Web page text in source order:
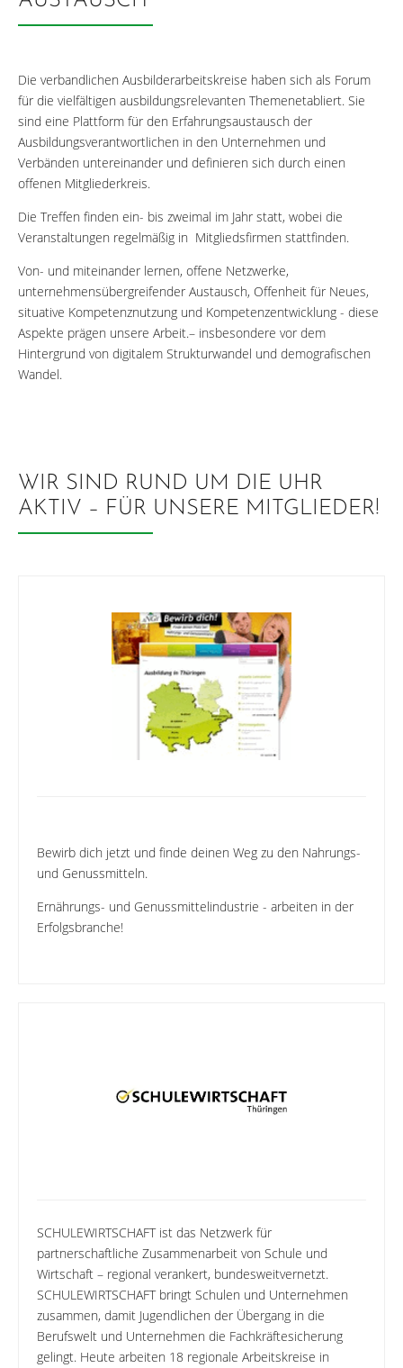
Die verbandlichen Ausbilderarbeitskreise haben sich als Forum
für die vielfältigen ausbildungsrelevanten Themenetabliert. Sie
sind eine Plattform für den Erfahrungsaustausch der
Ausbildungsverantwortlichen in den Unternehmen und
Verbänden untereinander und definieren sich durch einen
offenen Mitgliederkreis.
Die Treffen finden ein- bis zweimal im Jahr statt, wobei die
Veranstaltungen regelmäßig in Mitgliedsfirmen stattfinden.
Von- und miteinander lernen, offene Netzwerke,
unternehmensübergreifender Austausch, Offenheit für Neues,
situative Kompetenznutzung und Kompetenzentwicklung - diese
Aspekte prägen unsere Arbeit.– insbesondere vor dem
Hintergrund von digitalem Strukturwandel und demografischen
Wandel.
WIR SIND RUND UM DIE UHR
AKTIV – FÜR UNSERE MITGLIEDER!
Bewirb dich jetzt und finde deinen Weg zu den Nahrungs-
und Genussmitteln.
Ernährungs- und Genussmittelindustrie - arbeiten in der
Erfolgsbranche!
SCHULEWIRTSCHAFT ist das Netzwerk für
partnerschaftliche Zusammenarbeit von Schule und
Wirtschaft – regional verankert, bundesweitvernetzt.
SCHULEWIRTSCHAFT bringt Schulen und Unternehmen
zusammen, damit Jugendlichen der Übergang in die
Berufswelt und Unternehmen die Fachkräftesicherung
gelingt. Heute arbeiten 18 regionale Arbeitskreise in